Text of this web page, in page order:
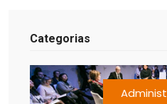
Categorias